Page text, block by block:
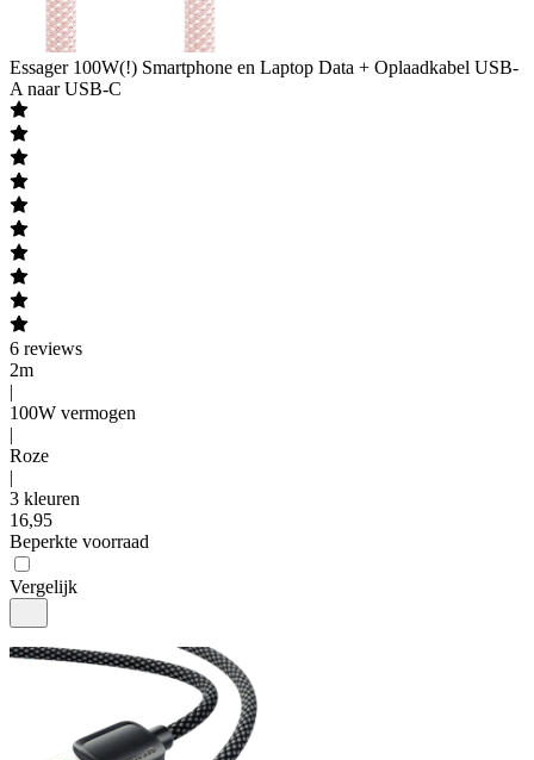
Essager 100W(!) Smartphone en Laptop Data + Oplaadkabel USB-
A naar USB-C
6 reviews
2m
|
100W vermogen
|
Roze
|
3 kleuren
16,95
Beperkte voorraad
Vergelijk